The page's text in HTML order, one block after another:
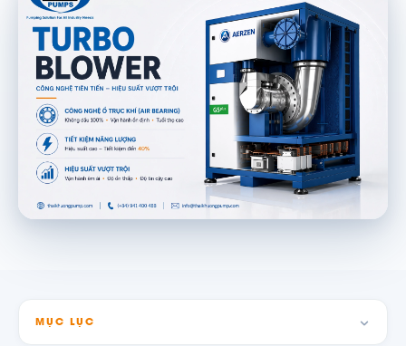
MỤC LỤC